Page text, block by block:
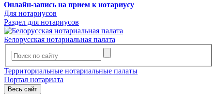
Онлайн-запись на прием к нотариусу
Для нотариусов
Раздел для нотариусов
Белорусская нотариальная палата
Территориальные нотариальные палаты
Портал нотариата
Весь сайт